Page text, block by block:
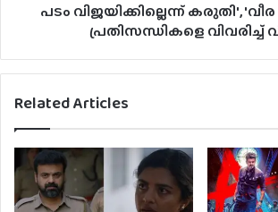
പടം വിജയിക്കില്ലെന്ന് കരുതി',
പ്രതിസന്ധികളെ വിവരിച്ച്
Related Articles